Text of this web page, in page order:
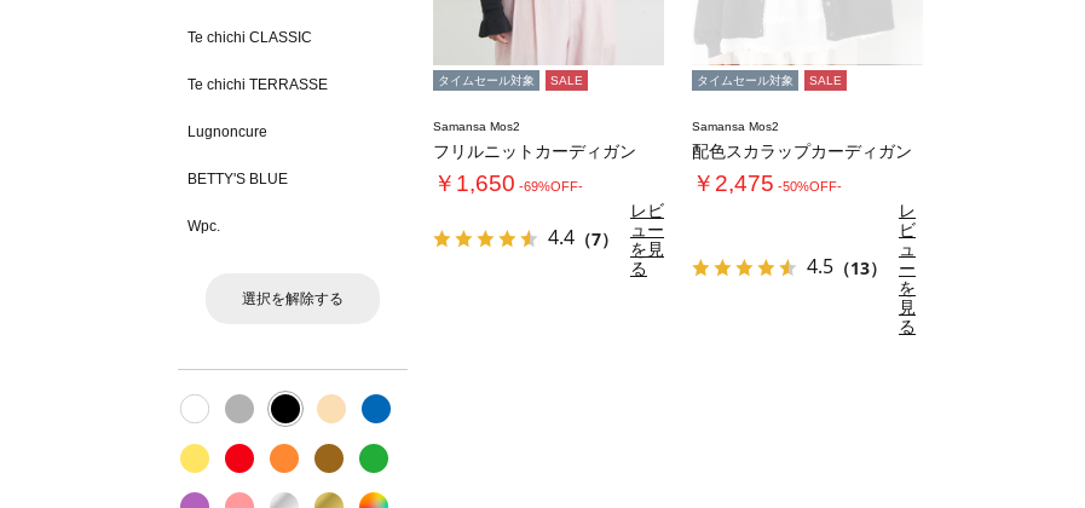
Te chichi CLASSIC
Te chichi TERRASSE
Lugnoncure
BETTY'S BLUE
Wpc.
選択を解除する
タイムセール対象 SALE
Samansa Mos2
フリルニットカーディガン
￥1,650 -69%OFF-
4.4 （7）
レビ
ュー
を見
る
タイムセール対象 SALE
Samansa Mos2
配色スカラップカーディガン
￥2,475 -50%OFF-
4.5 （13）
レ
ビ
ュ
ー
を
見
る